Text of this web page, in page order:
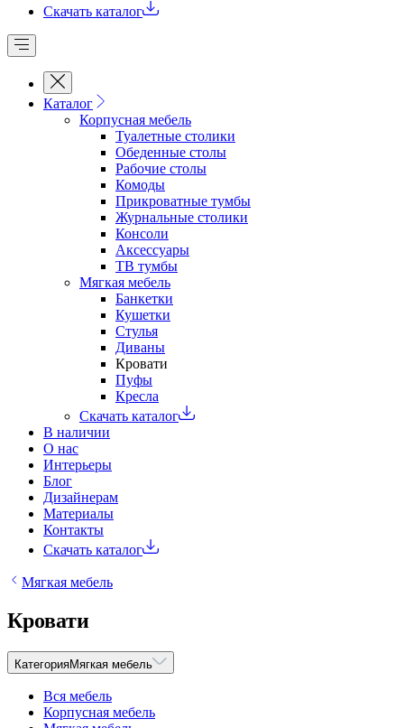
Скачать каталог
Каталог
Корпусная мебель
Туалетные столики
Обеденные cтолы
Рабочие столы
Комоды
Прикроватные тумбы
Журнальные столики
Консоли
Аксессуары
ТВ тумбы
Мягкая мебель
Банкетки
Кушетки
Стулья
Диваны
Кровати
Пуфы
Кресла
Скачать каталог
В наличии
О нас
Интерьеры
Блог
Дизайнерам
Материалы
Контакты
Скачать каталог
Мягкая мебель
Кровати
КатегорияМягкая мебель
Вся мебель
Корпусная мебель